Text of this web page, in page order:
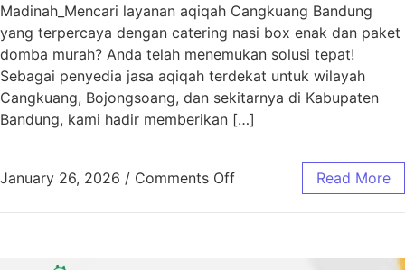
Madinah_Mencari layanan aqiqah Cangkuang Bandung
yang terpercaya dengan catering nasi box enak dan paket
domba murah? Anda telah menemukan solusi tepat!
Sebagai penyedia jasa aqiqah terdekat untuk wilayah
Cangkuang, Bojongsoang, dan sekitarnya di Kabupaten
Bandung, kami hadir memberikan […]
January 26, 2026 / Comments Off Read More